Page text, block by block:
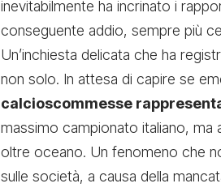
inevitabilmente ha incrinato i
conseguente addio, sempre più
Un’inchiesta delicata che ha
non solo. In attesa di capire se
calcioscommesse
massimo campionato italiano, ma
oltre oceano. Un fenomeno che
sulle società, a causa della